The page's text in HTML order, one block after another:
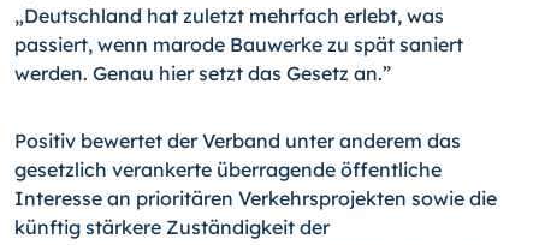
„Deutschland hat zuletzt mehrfach erlebt, was
passiert, wenn marode Bauwerke zu spät saniert
werden. Genau hier setzt das Gesetz an.”
Positiv bewertet der Verband unter anderem das
gesetzlich verankerte überragende öffentliche
Interesse an prioritären Verkehrsprojekten sowie die
künftig stärkere Zuständigkeit der